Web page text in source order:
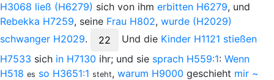
H3068 ließ (H6279) sich von ihm erbitten H6279, und
Rebekka H7259, seine Frau H802, wurde (H2029)
schwanger H2029. 22 Und die Kinder H1121 stießen
H7533 sich in H7130 ihr; und sie sprach H559:1: Wenn
H518 es so H3651:1 steht, warum H9000 geschieht mir ~